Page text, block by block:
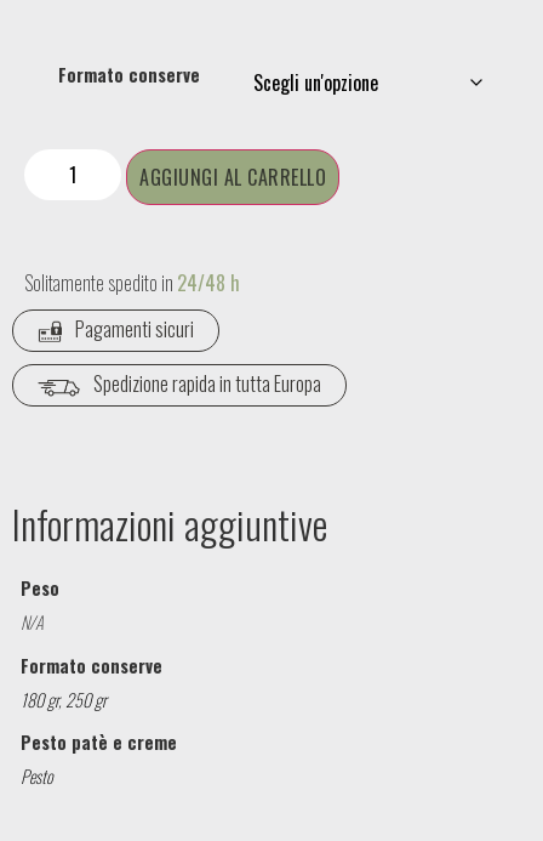
Formato conserve
AGGIUNGI AL CARRELLO
Solitamente spedito in 24/48 h
Pagamenti sicuri
Spedizione rapida in tutta Europa
Informazioni aggiuntive
Peso
N/A
Formato conserve
180 gr,250 gr
Pesto patè e creme
Pesto